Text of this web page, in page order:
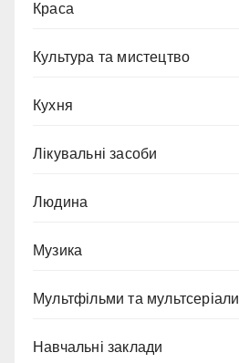
Краса
Культура та мистецтво
Кухня
Лікувальні засоби
Людина
Музика
Мультфільми та мультсеріали
Навчальні заклади